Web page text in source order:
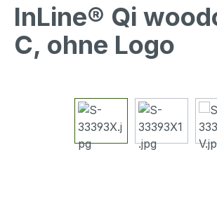
InLine® Qi
C, ohne Logo
Bildergalerie überspringen